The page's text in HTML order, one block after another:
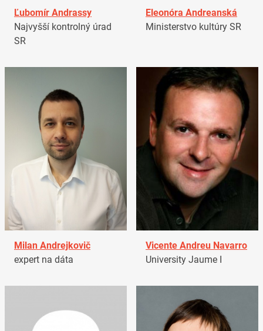
Ľubomír Andrassy
Najvyšší kontrolný úrad
SR
Eleonóra Andreanská
Ministerstvo kultúry SR
Milan Andrejkovič
expert na dáta
Vicente Andreu Navarro
University Jaume I